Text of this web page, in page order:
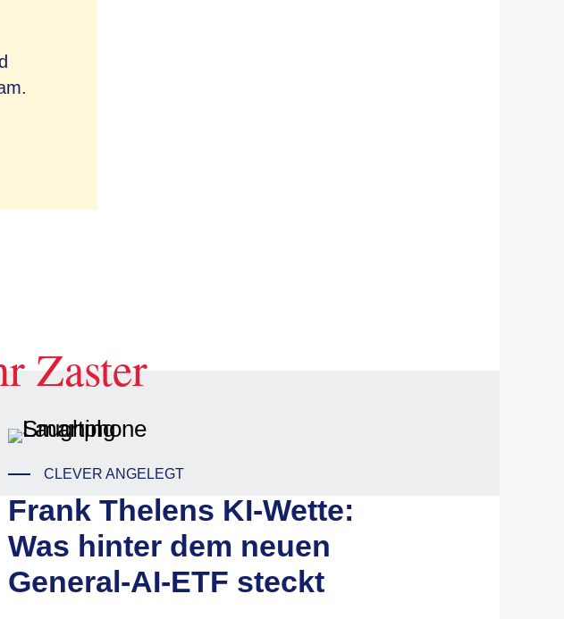
Zaster
CLEVER ANGELEGT
Frank Thelens KI-Wette:
Was hinter dem neuen
General-AI-ETF steckt